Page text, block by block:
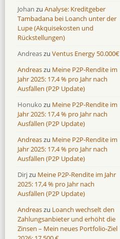
Omaraha
16,4 %
Omaraha
18,0 %
Johan zu Analyse: Kreditgeber
Tambadana bei Loanch unter der
Lupe (Akquisekosten und
Rückstellungen)
Andreaszu Ventus Energy 50.000€
Andreaszu Meine P2P-Rendite im
Jahr 2025: 17,4 % pro Jahr nach
Ausfällen (P2P Update)
Honuko zu Meine P2P-Rendite im
Jahr 2025: 17,4 % pro Jahr nach
Ausfällen (P2P Update)
Andreaszu Meine P2P-Rendite im
Jahr 2025: 17,4 % pro Jahr nach
Ausfällen (P2P Update)
Dirjzu Meine P2P-Rendite im Jahr
2025: 17,4 % pro Jahr nach
Ausfällen (P2P Update)
Andreaszu Loanch wechselt den
Zahlungsanbieter und erhöht die
Zinsen – Mein neues Portfolio-Ziel